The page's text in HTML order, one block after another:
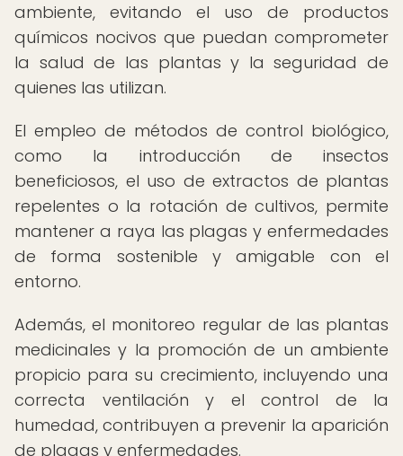
ambiente, evitando el uso de productos
químicos nocivos que puedan comprometer
la salud de las plantas y la seguridad de
quienes las utilizan.
El empleo de métodos de control biológico,
como la introducción de insectos
beneficiosos, el uso de extractos de plantas
repelentes o la rotación de cultivos, permite
mantener a raya las plagas y enfermedades
de forma sostenible y amigable con el
entorno.
Además, el monitoreo regular de las plantas
medicinales y la promoción de un ambiente
propicio para su crecimiento, incluyendo una
correcta ventilación y el control de la
humedad, contribuyen a prevenir la aparición
de plagas y enfermedades.